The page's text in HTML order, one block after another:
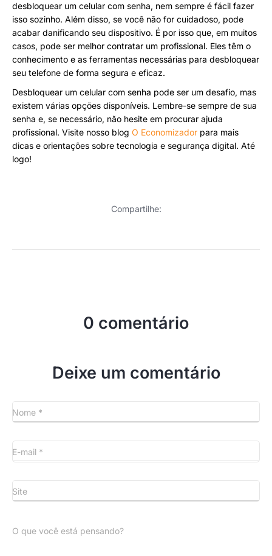
desbloquear um celular com senha, nem sempre é fácil fazer
isso sozinho. Além disso, se você não for cuidadoso, pode
acabar danificando seu dispositivo. É por isso que, em muitos
casos, pode ser melhor contratar um profissional. Eles têm o
conhecimento e as ferramentas necessárias para desbloquear
seu telefone de forma segura e eficaz.
Desbloquear um celular com senha pode ser um desafio, mas
existem várias opções disponíveis. Lembre-se sempre de sua
senha e, se necessário, não hesite em procurar ajuda
profissional. Visite nosso blog O Economizador para mais
dicas e orientações sobre tecnologia e segurança digital. Até
logo!
Compartilhe:
0 comentário
Deixe um comentário
Nome *
E-mail *
Site
O que você está pensando?